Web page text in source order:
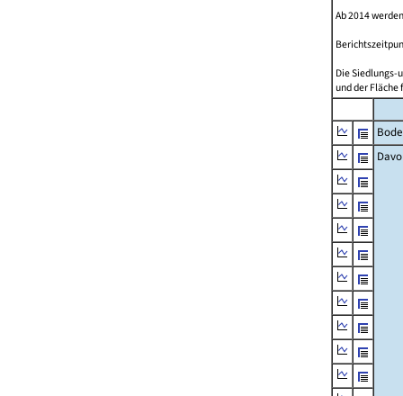
Ab 2014
Die Siedlungs-
und der Fläche